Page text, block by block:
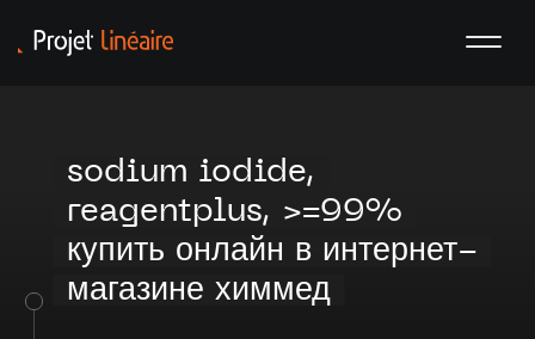
sodium iodide,
reagentplus, >=99%
купить онлайн в интернет-
магазине химмед